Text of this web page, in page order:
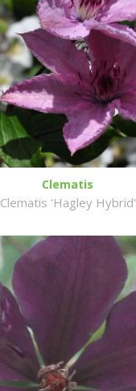
Clematis
Clematis 'Hagley Hybrid'